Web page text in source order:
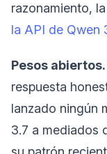
razonamiento,
la API de Qwen
Pesos abiertos.
respuesta
lanzado ningún
3.7 a mediados